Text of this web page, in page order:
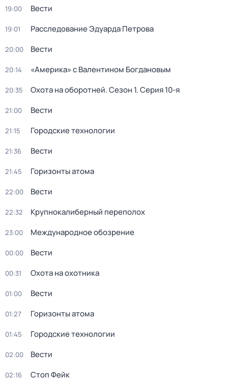
19:00 Вести
19:01 Расследование Эдуарда Петрова
20:00 Вести
20:14 «Америка» с Валентином Богдановым
20:35 Охота на оборотней. Сезон 1. Серия 10-я
21:00 Вести
21:15 Городские технологии
21:36 Вести
21:45 Горизонты атома
22:00 Вести
22:32 Крупнокалиберный переполох
23:00 Международное обозрение
00:00 Вести
00:31 Охота на охотника
01:00 Вести
01:27 Горизонты атома
01:45 Городские технологии
02:00 Вести
02:16 Стоп Фейк